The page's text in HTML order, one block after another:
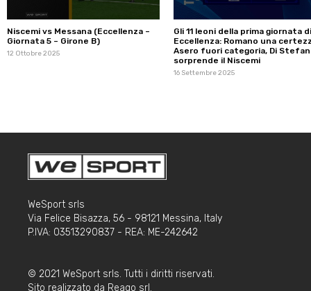
Niscemi vs Messana (Eccellenza –
Giornata 5 – Girone B)
12 Ottobre 2025
Gli 11 leoni della prima giornata di
Eccellenza: Romano una
Asero fuori categoria, Di
sorprende il Niscemi
16 Settembre 2025
WeSport srls
Via Felice Bisazza, 56 - 98121 Messina, Italy
P.IVA: 03513290837 - REA: ME-242642
© 2021 WeSport srls. Tutti i diritti riservati.
Sito realizzato da Reago srl .